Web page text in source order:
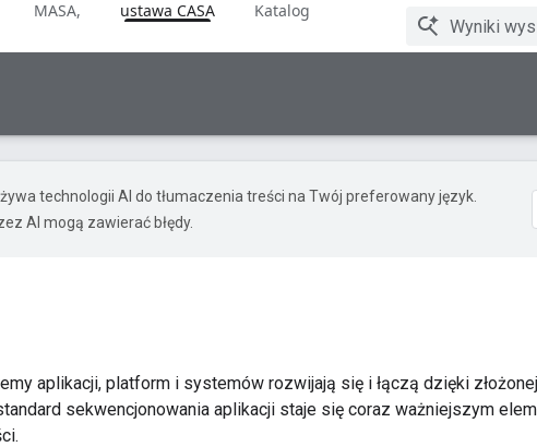
MASA, ustawa CASA Katalog
technologii AI do tłumaczenia treści na Twój preferowany język.
AI mogą zawierać błędy.
aplikacji, platform i systemów rozwijają się i łączą dzięki
sekwencjonowania aplikacji staje się coraz ważniejszym